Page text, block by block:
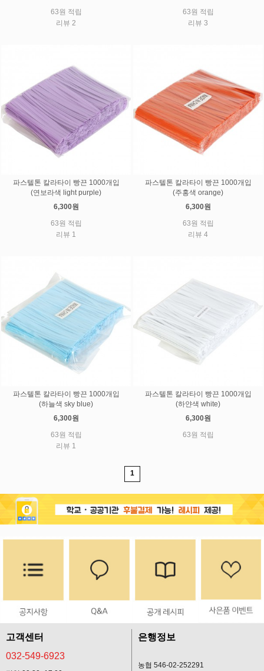
63원 적립
리뷰 2
63원 적립
리뷰 3
파스텔톤 칼라타이 빵끈 1000개입
(연보라색 light purple)
6,300원
63원 적립
리뷰 1
파스텔톤 칼라타이 빵끈 1000개입
(주홍색 orange)
6,300원
63원 적립
리뷰 4
파스텔톤 칼라타이 빵끈 1000개입
(하늘색 sky blue)
6,300원
63원 적립
리뷰 1
파스텔톤 칼라타이 빵끈 1000개입
(하얀색 white)
6,300원
63원 적립
1
고객센터
032-549-6923
은행정보
농협 546-02-252291